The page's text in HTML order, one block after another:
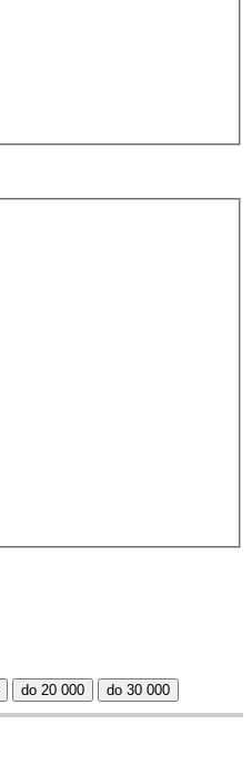
do 20 000 do 30 000